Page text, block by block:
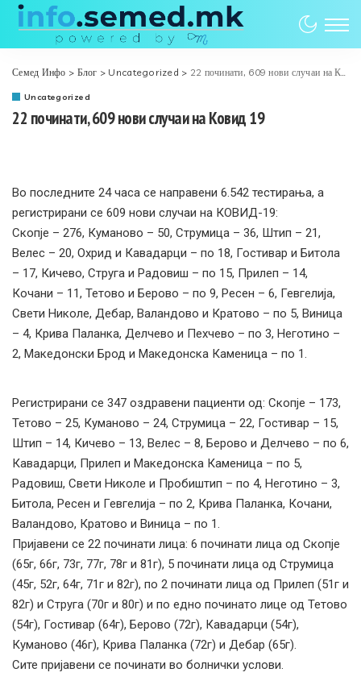
Семед Инфо > Блог > Uncategorized > 22 починати, 609 нови случаи на Ковид 19
Uncategorized
22 починати, 609 нови случаи на Ковид 19
Во последните 24 часа се направени 6.542 тестирања, а
регистрирани се 609 нови случаи на КОВИД-19:
Скопје – 276, Куманово – 50, Струмица – 36, Штип – 21,
Велес – 20, Охрид и Кавадарци – по 18, Гостивар и Битола
– 17, Кичево, Струга и Радовиш – по 15, Прилеп – 14,
Кочани – 11, Тетово и Берово – по 9, Ресен – 6, Гевгелија,
Свети Николе, Дебар, Валандово и Кратово – по 5, Виница
– 4, Крива Паланка, Делчево и Пехчево – по 3, Неготино –
2, Македонски Брод и Македонска Каменица – по 1.
Регистрирани сe 347 оздравени пациенти од: Скопје – 173,
Тетово – 25, Куманово – 24, Струмица – 22, Гостивар – 15,
Штип – 14, Кичево – 13, Велес – 8, Берово и Делчево – по 6,
Кавадарци, Прилеп и Македонска Каменица – по 5,
Радовиш, Свети Николе и Пробиштип – по 4, Неготино – 3,
Битола, Ресен и Гевгелија – по 2, Крива Паланка, Кочани,
Валандово, Кратово и Виница – по 1.
Пријавени се 22 починати лица: 6 починати лица од Скопје
(65г, 66г, 73г, 77г, 78г и 81г), 5 починати лица од Струмица
(45г, 52г, 64г, 71г и 82г), по 2 починати лица од Прилеп (51г и
82г) и Струга (70г и 80г) и по едно починато лице од Тетово
(54г), Гостивар (64г), Берово (72г), Кавадарци (54г),
Куманово (46г), Крива Паланка (72г) и Дебар (65г).
Сите пријавени се починати во болнички услови.